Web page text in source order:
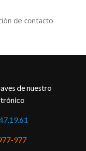
de contacto
de nuestro
977